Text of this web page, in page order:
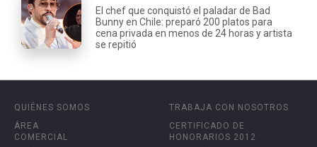
El chef que conquistó el paladar de Bad
Bunny en Chile: preparó 200 platos para
cena privada en menos de 24 horas y artista
se repitió
QUIÉNES SOMOS
ÁREA
COMERCIAL
TRABAJA CON NOSOTROS
CERTIFICADO DE
HONORARIOS 2012